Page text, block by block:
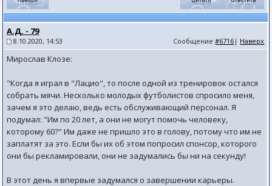
А.Д. - 79
8.10.2020, 14:53 Сообщение#6716 | Наверх
Мирослав Клозе:
"Когда я играл в "Лацио", то после одной из тренировок остался
собрать мячи. Несколько молодых футболистов спросило меня,
зачем я это делаю, ведь есть обслуживающий персонал. Я
подумал: "Им по 20 лет, а они не могут помочь человеку,
которому 60?" Им даже не пришло это в голову, потому что им не
заплатят за это. Если бы их об этом попросил спонсор, которого
они бы рекламировали, они не задумались бы ни на секунду!
В этот день я впервые задумался о завершении карьеры.